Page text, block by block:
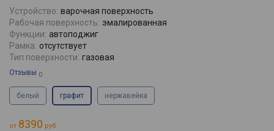
Устройство: варочная поверхность
Рабочая поверхность: эмалированная
Функции: автоподжиг
Рамка: отсутствует
Тип поверхности: газовая
Отзывы 0
белый графит нержавейка
от 8390 руб.